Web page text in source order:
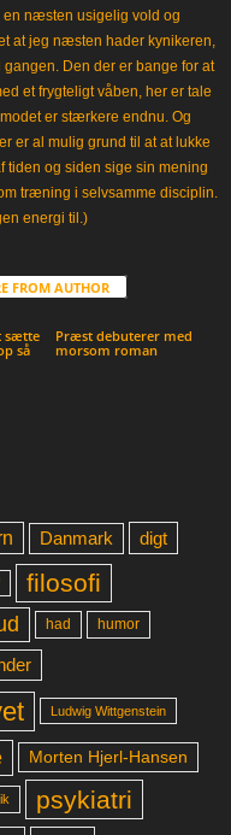
næsten usigelig vold og
at jeg næsten hader kynikeren,
Den der er bange for at
et frygteligt våben, her er tale
er stærkere endnu. Og
er al mulig grund til at at lukke
tiden og siden sige sin mening
træning i selvsamme disciplin.
energi til.)
FROM AUTHOR
sætte
så
Præst debuterer med
morsom roman
Danmark digt
filosofi
had humor
Ludwig Wittgenstein
Morten Hjerl-Hansen
psykiatri